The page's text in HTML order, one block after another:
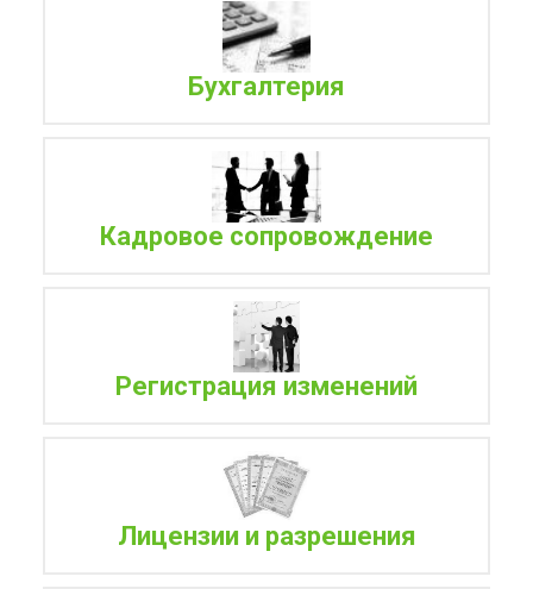
Бухгалтерия
Кадровое сопровождение
Регистрация изменений
Лицензии и разрешения